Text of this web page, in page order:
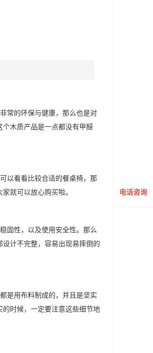
常的环保与健康，那么也是对
木质产品是一点都没有甲醛
以看看比较合适的餐桌椅，那
就可以放心购买啦。
固性，以及使用安全性。那么
计不完整，容易出现易摔倒的
是用布料制成的，并且是坚实
时候，一定要注意这些细节地
电话咨询